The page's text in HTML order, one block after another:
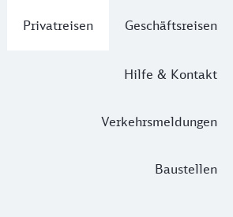
Privatreisen Geschäftsreisen
Hilfe & Kontakt
Verkehrsmeldungen
Baustellen